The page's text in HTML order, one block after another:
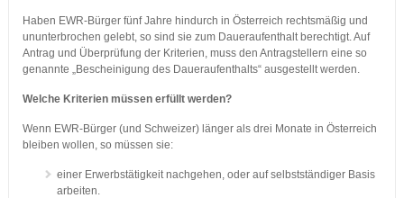
Haben EWR-Bürger fünf Jahre hindurch in Österreich rechtsmäßig und
ununterbrochen gelebt, so sind sie zum Daueraufenthalt berechtigt. Auf
Antrag und Überprüfung der Kriterien, muss den Antragstellern eine so
genannte „Bescheinigung des Daueraufenthalts“ ausgestellt werden.
Welche Kriterien müssen erfüllt werden?
Wenn EWR-Bürger (und Schweizer) länger als drei Monate in Österreich
bleiben wollen, so müssen sie:
einer Erwerbstätigkeit nachgehen, oder auf selbstständiger Basis
arbeiten.